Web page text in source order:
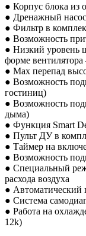
● Корпус блока из
● Дренажный
● Фильтр в
● Возможность
● Низкий уровень
форме
● Max перепад
● Возможность
гостиниц)
● Возможность
дыма)
● Функция Smart
● Пульт ДУ в
● Таймер на
● Возможность
● Специальный
расхода воздуха
● Автоматический
● Система
● Работа на
12k)